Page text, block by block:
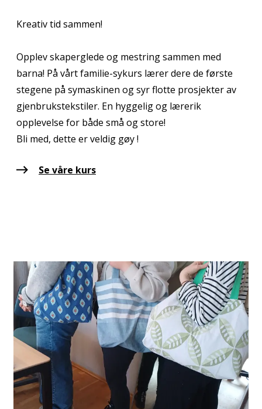
Kreativ tid sammen!
Opplev skaperglede og mestring sammen med
barna! På vårt familie-sykurs lærer dere de første
stegene på symaskinen og syr flotte prosjekter av
gjenbrukstekstiler. En hyggelig og lærerik
opplevelse for både små og store!
Bli med, dette er veldig gøy !
Se våre kurs